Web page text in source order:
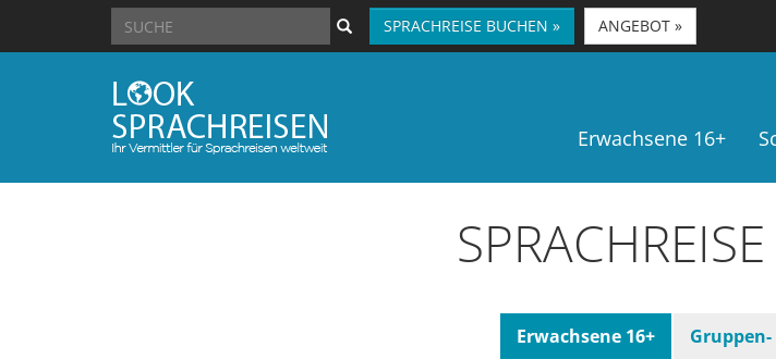
SPRACHREISE BUCHEN » ANGEBOT »
Erwachsene 16+
Erwachsene 16+